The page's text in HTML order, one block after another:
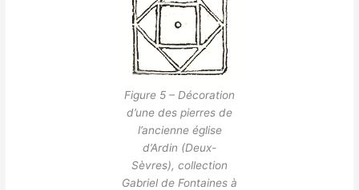
Figure 5 – Décoration
d’une des pierres de
l’ancienne église
d’Ardin (Deux-
Sèvres), collection
Gabriel de Fontaines à